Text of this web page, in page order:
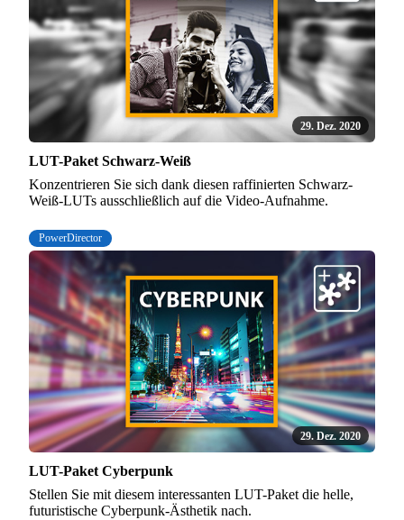
29. Dez. 2020
LUT-Paket Schwarz-Weiß
Konzentrieren Sie sich dank diesen raffinierten Schwarz-
Weiß-LUTs ausschließlich auf die Video-Aufnahme.
PowerDirector
29. Dez. 2020
LUT-Paket Cyberpunk
Stellen Sie mit diesem interessanten LUT-Paket die helle,
futuristische Cyberpunk-Ästhetik nach.